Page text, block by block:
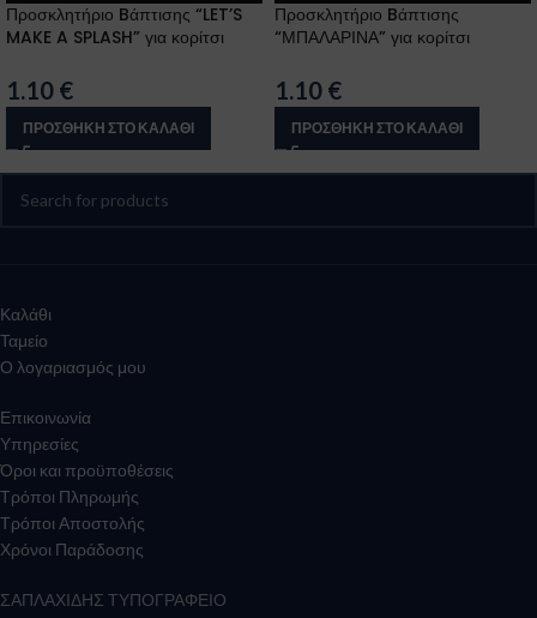
Προσκλητήριο Bάπτισης “LET’S
MAKE A SPLASH” για κορίτσι
1.10 €
ΠΡΟΣΘΉΚΗ ΣΤΟ ΚΑΛΆΘΙ
Προσκλητήριο Bάπτισης
“ΜΠΑΛΑΡΙΝΑ” για κορίτσι
1.10 €
ΠΡΟΣΘΉΚΗ ΣΤΟ ΚΑΛΆΘΙ
Καλάθι
Ταμείο
Ο λογαριασμός μου
Επικοινωνία
Υπηρεσίες
Όροι και προϋποθέσεις
Τρόποι Πληρωμής
Τρόποι Αποστολής
Χρόνοι Παράδοσης
ΣΑΠΛΑΧΙΔΗΣ ΤΥΠΟΓΡΑΦΕΙΟ